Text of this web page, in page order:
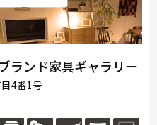
ランド家具ギャラリー
4番1号